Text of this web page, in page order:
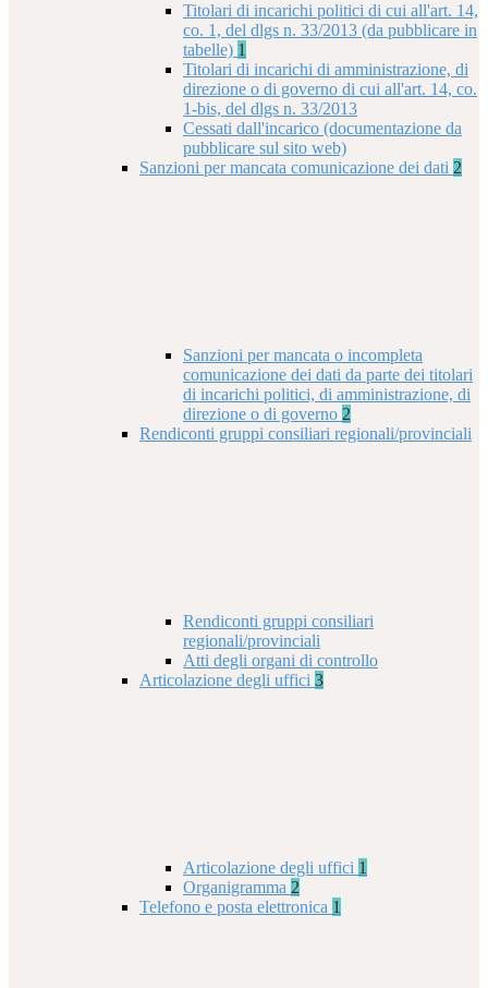
Titolari di incarichi politici di cui all'art. 14,
co. 1, del dlgs n. 33/2013 (da pubblicare in
tabelle) 1
Titolari di incarichi di amministrazione, di
direzione o di governo di cui all'art. 14, co.
1-bis, del dlgs n. 33/2013
Cessati dall'incarico (documentazione da
pubblicare sul sito web)
Sanzioni per mancata comunicazione dei dati 2
Sanzioni per mancata o incompleta
comunicazione dei dati da parte dei titolari
di incarichi politici, di amministrazione, di
direzione o di governo 2
Rendiconti gruppi consiliari regionali/provinciali
Rendiconti gruppi consiliari
regionali/provinciali
Atti degli organi di controllo
Articolazione degli uffici 3
Articolazione degli uffici 1
Organigramma 2
Telefono e posta elettronica 1